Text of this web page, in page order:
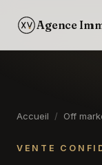
Agence
Accueil / Off
VENTE